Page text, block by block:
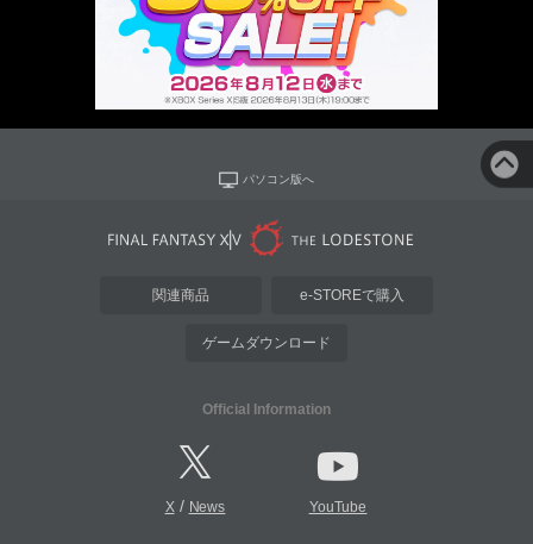
パソコン版へ
関連商品 e-STOREで購入
ゲームダウンロード
Official Information
X/ News YouTube